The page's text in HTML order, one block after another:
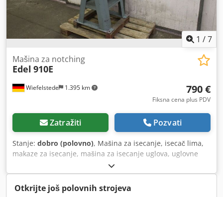
1 /7
Wiefelstede 1.395 km
Mašina za notching
Edel 910E
790 €
Fiksna cena plus PDV
Zatražiti Pozvati
Stanje: dobro (polovno), Mašina za isecanje, isecač lima,
makaze za isecanje, mašina za isecanje uglova, uglovne
makaze -maksimalna debljina sečenja: cca 2 mm -dužina
noža: 102 mm Chedpfx Asdf U S Aoh Uea -dimenzije:
620/590/H1790 mm -težina: 150 kg
Otkrijte još polovnih strojeva